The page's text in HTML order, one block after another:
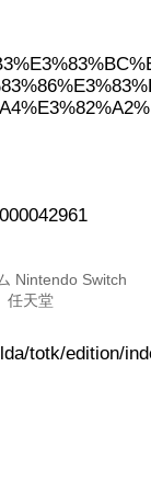
totk/edition/